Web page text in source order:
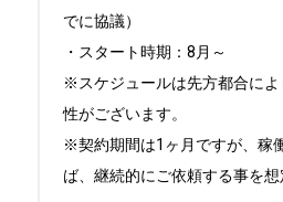
でに協議）
・スタート時期：8月～
※スケジュールは先方都合に
性がございます。
※契約期間は1ヶ月ですが、稼
ば、継続的にご依頼する事を想